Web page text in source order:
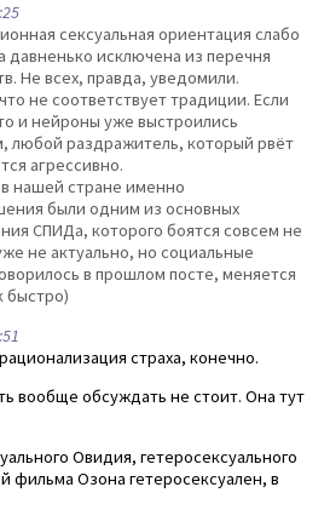
сексуальная ориентация слабо
давненько исключена из перечня
Не всех, правда, уведомили.
не соответствует традиции. Если
и нейроны уже выстроились
любой раздражитель, который рвёт
агрессивно.
нашей стране именно
были одним из основных
СПИДа, которого боятся совсем не
не актуально, но социальные
в прошлом посте, меняется
быстро)
страха, конечно.
вообще обсуждать не стоит. Она тут
Овидия, гетеросексуального
фильма Озона гетеросексуален, в